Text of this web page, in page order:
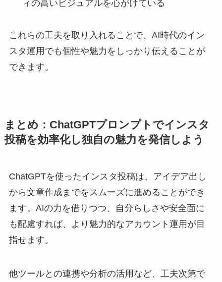
ィの高いビジュアルを心がけている
これらの工夫を取り入れることで、AI時代のイン
スタ運用でも個性や魅力をしっかり伝えることが
できます。
まとめ：ChatGPTプロンプトでインスタ
投稿を効率化し独自の魅力を発信しよう
ChatGPTを使ったインスタ投稿は、アイデア出し
から文章作成までをスムーズに進めることができ
ます。AIの力を借りつつ、自分らしさや安全面に
も配慮すれば、より魅力的なアカウント運用が目
指せます。
他ツールとの連携や分析の活用など、工夫次第で